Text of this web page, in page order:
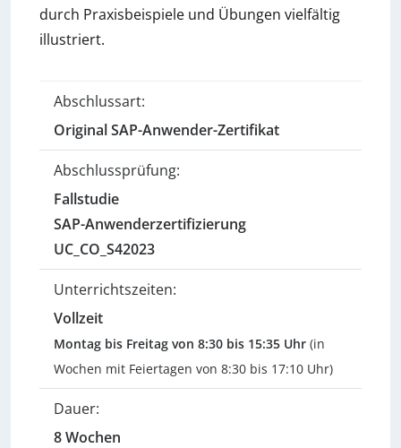
durch Praxisbeispiele und Übungen vielfältig
illustriert.
Abschlussart:
Original SAP-Anwender-Zertifikat
Abschlussprüfung:
Fallstudie
SAP-Anwenderzertifizierung
UC_CO_S42023
Unterrichtszeiten:
Vollzeit
Montag bis Freitag von 8:30 bis 15:35 Uhr (in
Wochen mit Feiertagen von 8:30 bis 17:10 Uhr)
Dauer:
8 Wochen